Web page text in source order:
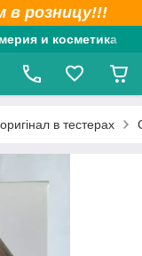
в розницу!!!
и косметика
в тестерах